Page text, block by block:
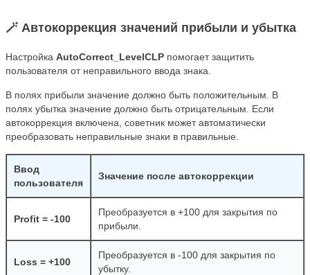
🪄 Автокоррекция значений прибыли и убытка
Настройка AutoCorrect_LevelCLP помогает защитить
пользователя от неправильного ввода знака.
В полях прибыли значение должно быть положительным. В
полях убытка значение должно быть отрицательным. Если
автокоррекция включена, советник может автоматически
преобразовать неправильные знаки в правильные.
Ввод
пользователя
Значение после автокоррекции
Profit = -100
Преобразуется в +100 для закрытия по
прибыли.
Loss = +100
Преобразуется в -100 для закрытия по
убытку.